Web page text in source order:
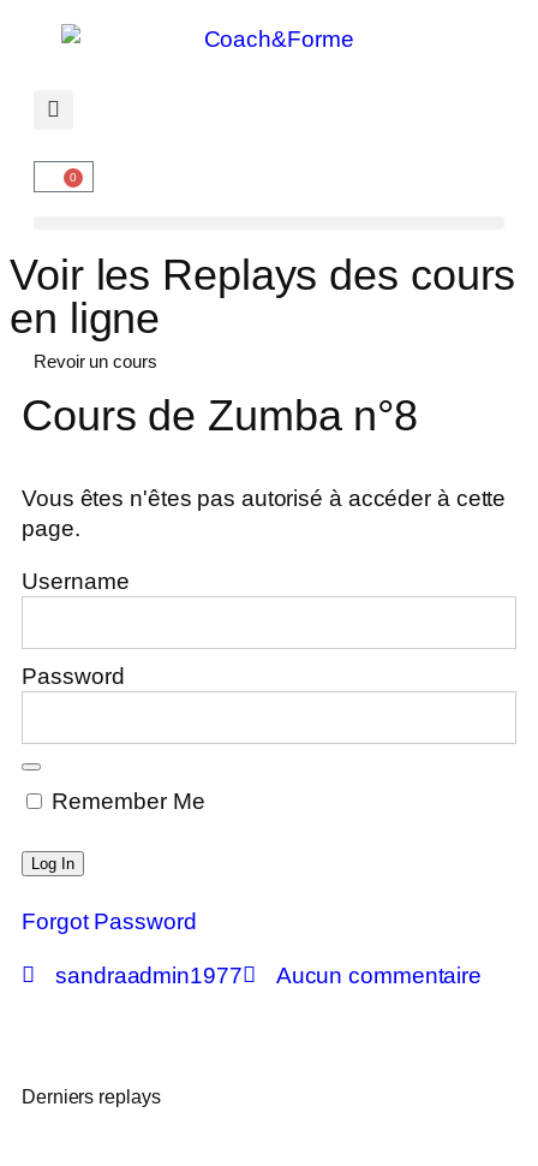
0
Voir les Replays des cours
en ligne
Revoir un cours
Cours de Zumba n°8
Vous êtes n'êtes pas autorisé à accéder à cette
page.
Username
Password
Remember Me
Forgot Password
sandraadmin1977 Aucun commentaire
Derniers replays